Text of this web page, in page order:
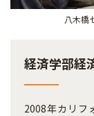
八木橋
経済学部経
2008年カリフ